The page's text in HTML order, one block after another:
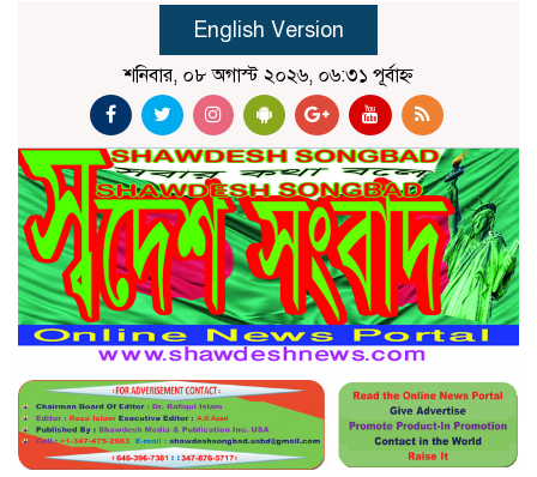
English Version
শনিবার, ০৮ অগাস্ট ২০২৬, ০৬:৩১ পূর্বাহ্ন